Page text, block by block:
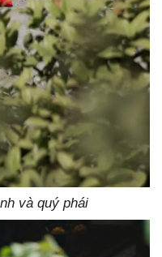
và quý phái